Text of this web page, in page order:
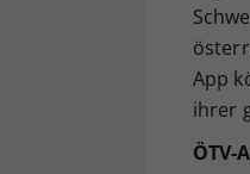
App
ihrer